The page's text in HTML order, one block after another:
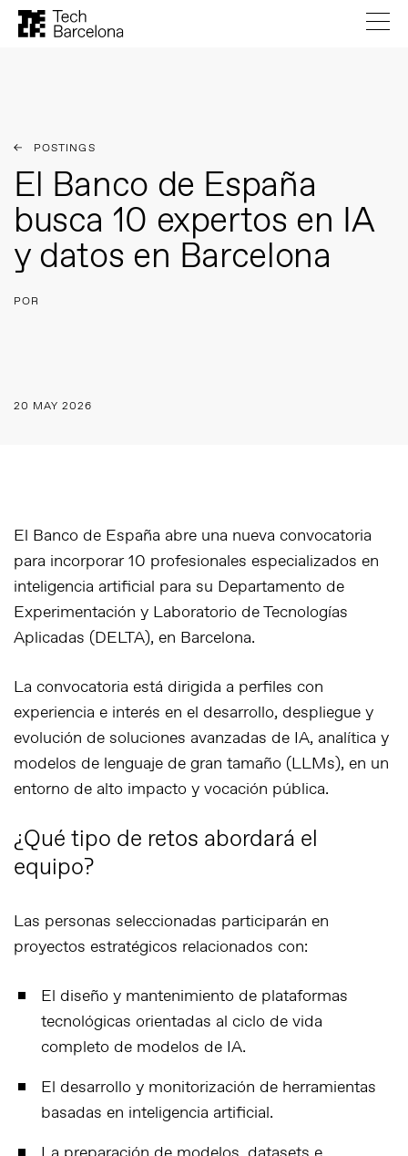
POSTINGS
El Banco de España
busca 10 expertos en IA
y datos en Barcelona
POR
20 MAY 2026
El Banco de España abre una nueva convocatoria
para incorporar 10 profesionales especializados en
inteligencia artificial para su Departamento de
Experimentación y Laboratorio de Tecnologías
Aplicadas (DELTA), en Barcelona.
La convocatoria está dirigida a perfiles con
experiencia e interés en el desarrollo, despliegue y
evolución de soluciones avanzadas de IA, analítica y
modelos de lenguaje de gran tamaño (LLMs), en un
entorno de alto impacto y vocación pública.
¿Qué tipo de retos abordará el
equipo?
Las personas seleccionadas participarán en
proyectos estratégicos relacionados con:
El diseño y mantenimiento de plataformas
tecnológicas orientadas al ciclo de vida
completo de modelos de IA.
El desarrollo y monitorización de herramientas
basadas en inteligencia artificial.